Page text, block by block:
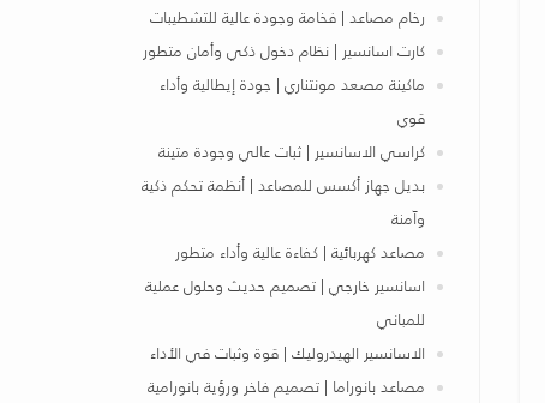
رخام مصاعد | فخامة وجودة عالية للتشطيبات
كارت اسانسير | نظام دخول ذكي وأمان متطور
ماكينة مصعد مونتناري | جودة إيطالية وأداء
قوي
كراسي الاسانسير | ثبات عالي وجودة متينة
بديل جهاز أكسس للمصاعد | أنظمة تحكم ذكية
وآمنة
مصاعد كهربائية | كفاءة عالية وأداء متطور
اسانسير خارجي | تصميم حديث وحلول عملية
للمباني
الاسانسير الهيدروليك | قوة وثبات في الأداء
مصاعد بانوراما | تصميم فاخر ورؤية بانورامية